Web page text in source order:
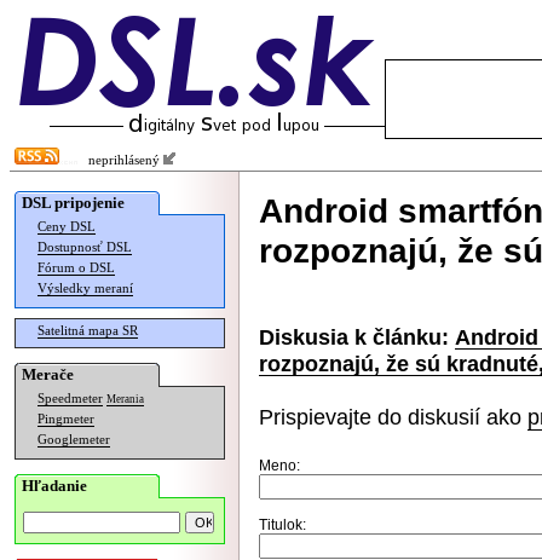
neprihlásený
DSL pripojenie
Ceny DSL
Dostupnosť DSL
Fórum o DSL
Výsledky meraní
Satelitná mapa SR
Merače
Speedmeter Merania
Pingmeter
Googlemeter
Hľadanie
Android
rozpoznajú, že
Diskusia k článku:
rozpoznajú, že sú
Prispievajte do diskusií ako
Meno:
Titulok: